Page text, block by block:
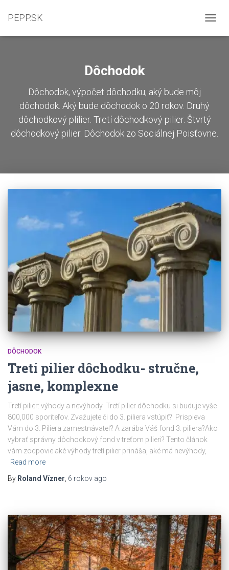
PEPP.SK
Dôchodok
Dôchodok, výpočet dôchodku, aký bude môj
dôchodok. Aký bude dôchodok o 20 rokov. Druhý
dôchodkový plilier. Tretí dôchodkový pilier. Štvrtý
dôchodkový pilier. Dôchodok zo Sociálnej Poisťovne.
DÔCHODOK
Tretí pilier dôchodku- stručne,
jasne, komplexne
Tretí pilier: výhody a nevýhody Tretí pilier dôchodku si buduje vyše
800,000 sporiteľov. Zvažujete či do 3. piliera vstúpiť? Prispieva
Vám do 3. Piliera zamestnávateľ? A zarába Váš fond 3. piliera?Ako
vybrať správny dôchodkový fond v treťom pilieri? Tento článok
vám zodpovie aké výhody tretí pilier prináša, aké má nevýhody,
Read more
By Roland Vízner 6 rokov ago